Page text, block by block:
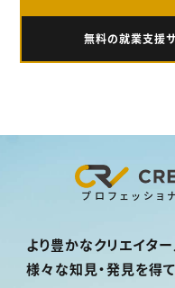
無料の就業支援
プロフェッシ
より豊かなクリエイター
様々な知見・発見を得て